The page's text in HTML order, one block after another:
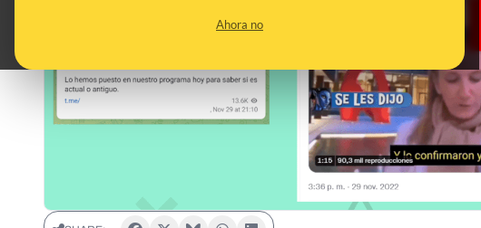
Ahora no